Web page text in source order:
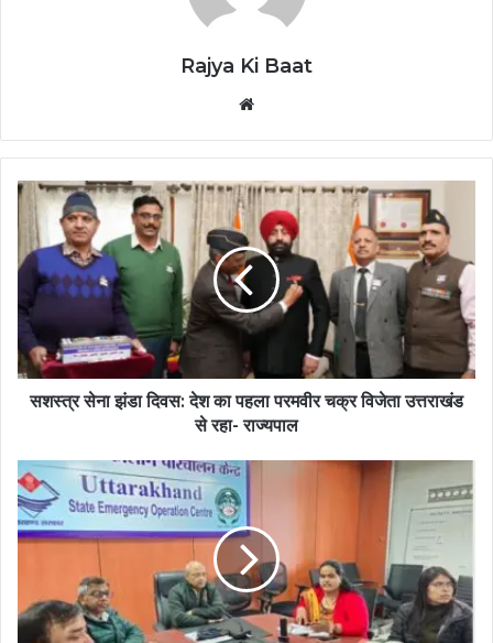
Rajya Ki Baat
सशस्त्र सेना झंडा दिवस: देश का पहला परमवीर चक्र विजेता उत्तराखंड
से रहा- राज्यपाल